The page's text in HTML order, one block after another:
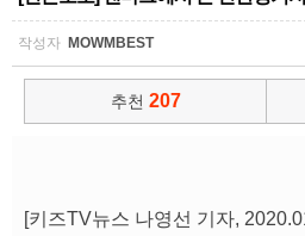
작성자 MOWMBEST
추천 207
[키즈TV뉴스 나영선 기자,